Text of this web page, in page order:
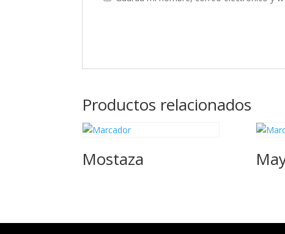
Productos relacionados
Mostaza